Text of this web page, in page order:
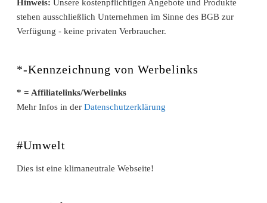
Hinweis: Unsere kostenpflichtigen Angebote und Produkte
stehen ausschließlich Unternehmen im Sinne des BGB zur
Verfügung - keine privaten Verbraucher.
*-Kennzeichnung von Werbelinks
* = Affiliatelinks/Werbelinks
Mehr Infos in derDatenschutzerklärung
#Umwelt
Dies ist eine klimaneutrale Webseite!